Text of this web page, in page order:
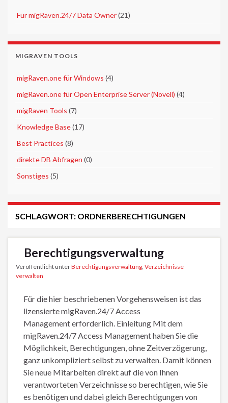
Für migRaven.24/7 Data Owner(21)
MIGRAVEN TOOLS
migRaven.one für Windows (4)
migRaven.one für Open Enterprise Server (Novell) (4)
migRaven Tools (7)
Knowledge Base(17)
Best Practices (8)
direkte DB Abfragen (0)
Sonstiges (5)
SCHLAGWORT: ORDNERBERECHTIGUNGEN
Berechtigungsverwaltung
Veröffentlicht unterBerechtigungsverwaltung Verzeichnisse
verwalten
Für die hier beschriebenen Vorgehensweisen ist das
lizensierte migRaven.24/7 Access
Management erforderlich. Einleitung Mit dem
migRaven.24/7 Access Management haben Sie die
Möglichkeit, Berechtigungen, ohne Zeitverzögerung,
ganz unkompliziert selbst zu verwalten. Damit können
Sie neue Mitarbeiten direkt auf die von Ihnen
verantworteten Verzeichnisse so berechtigen, wie Sie
es benötigen und dabei gleich Berechtigungen von